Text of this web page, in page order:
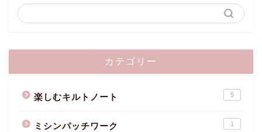
カテゴリー
楽しむキルトノート 5
ミシンパッチワーク 1